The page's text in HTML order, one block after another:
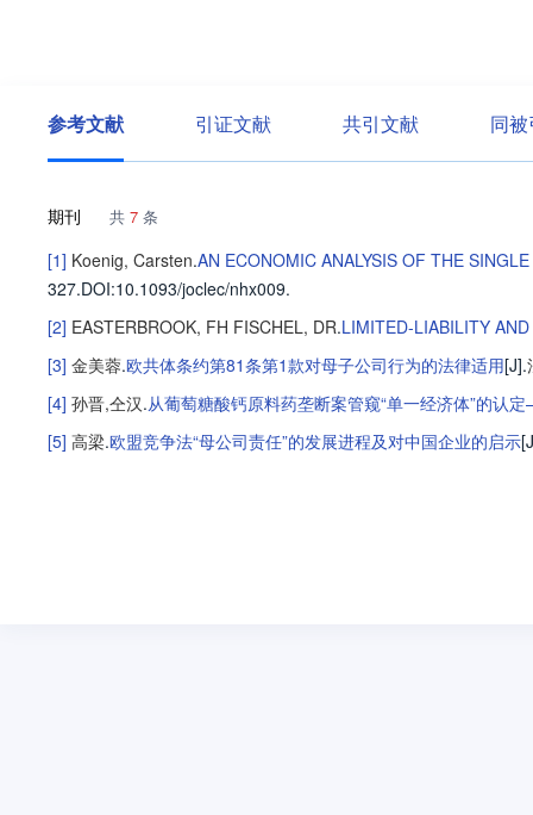
参考文献 引证文献 共引文献 同
期刊 共 7 条
[1] Koenig, Carsten.AN ECONOMIC ANALYSIS OF THE
327.DOI:10.1093/joclec/nhx009.
[2] EASTERBROOK, FH FISCHEL, DR.LIMITED-LIABILITY
[3] 金美蓉.欧共体条约第81条第1款对母子公司行为的法律适用[J].
[4] 孙晋,仝汉.从葡萄糖酸钙原料药垄断案管窥“单一经济体”的认
[5] 高梁.欧盟竞争法“母公司责任”的发展进程及对中国企业的启示